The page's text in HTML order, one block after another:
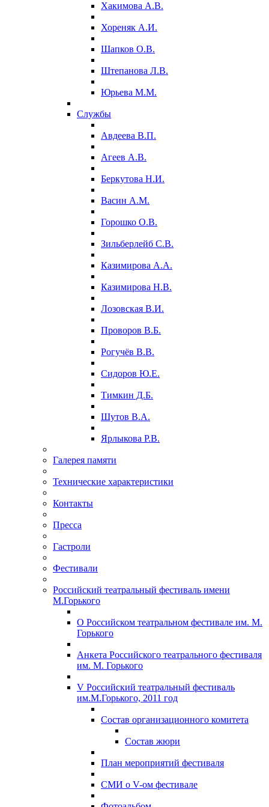
Хакимова А.В.
Хореняк А.И.
Шапков О.В.
Штепанова Л.В.
Юрьева М.М.
Службы
Авдеева В.П.
Агеев А.В.
Беркутова Н.И.
Васин А.М.
Горошко О.В.
Зильберлейб С.В.
Казимирова А.А.
Казимирова Н.В.
Лозовская В.И.
Проворов В.Б.
Рогучёв В.В.
Сидоров Ю.Е.
Тимкин Д.Б.
Шутов В.А.
Ярлыкова Р.В.
Галерея памяти
Технические характеристики
Контакты
Пресса
Гастроли
Фестивали
Российский театральный фестиваль имени
М.Горького
О Российском театральном фестивале им. М.
Горького
Анкета Российского театрального фестиваля
им. М. Горького
V Российский театральный фестиваль
им.М.Горького, 2011 год
Состав организационного комитета
Состав жюри
План мероприятий фестиваля
СМИ о V-ом фестивале